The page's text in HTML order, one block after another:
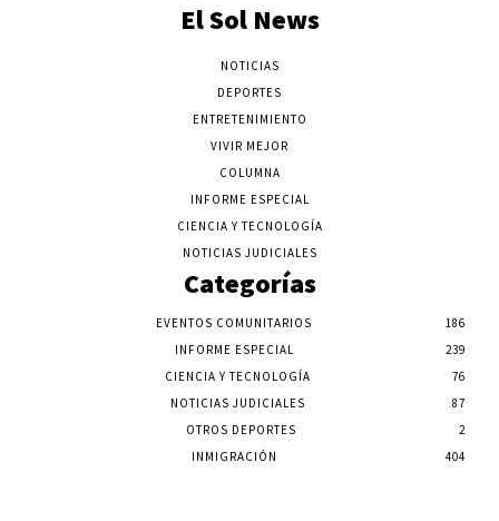
El Sol News
NOTICIAS
DEPORTES
ENTRETENIMIENTO
VIVIR MEJOR
COLUMNA
INFORME ESPECIAL
CIENCIA Y TECNOLOGÍA
NOTICIAS JUDICIALES
Categorías
EVENTOS COMUNITARIOS
186
INFORME ESPECIAL
239
CIENCIA Y TECNOLOGÍA
76
NOTICIAS JUDICIALES
87
OTROS DEPORTES
2
INMIGRACIÓN
404